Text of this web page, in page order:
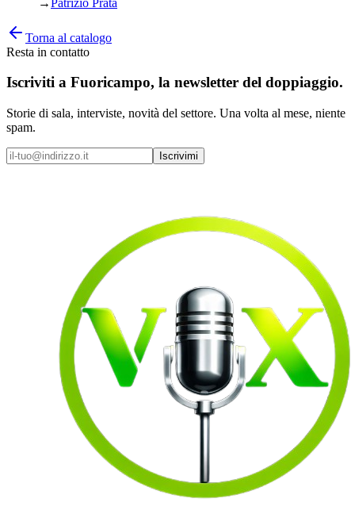
Torna al catalogo
Resta in contatto
Iscriviti a Fuoricampo, la newsletter del doppiaggio.
Storie di sala, interviste, novità del settore. Una volta al mese, niente
spam.
Iscrivimi